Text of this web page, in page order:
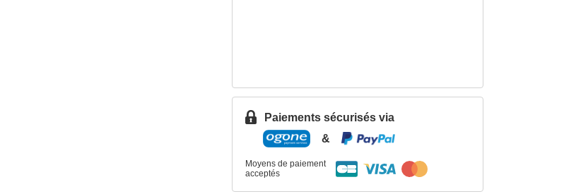
Paiements sécurisés via
&
Moyens de paiement
acceptés